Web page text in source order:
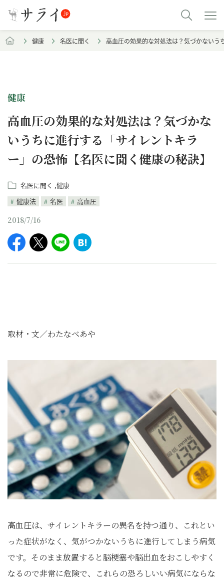
健康 名医に聞く 高血圧の効果的な対処法は？気づかない
健康
高血圧の効果的な対処法は？気づかな
いうちに進行する「サイレントキラ
ー」の恐怖【名医に聞く健康の秘訣】
名医に聞く 健康
健康法
名医 高血圧
2018/7/16
取材・文／わたなべあや
高血圧は、サイレントキラーの異名を持つ通り、これとい
った症状がなく、気がつかないうちに進行してしまう病気
です。そのまま放置すると脳梗塞や脳出血をおこしやすく
なるので非常に危険で、これらの恐ろしいい病気にならな